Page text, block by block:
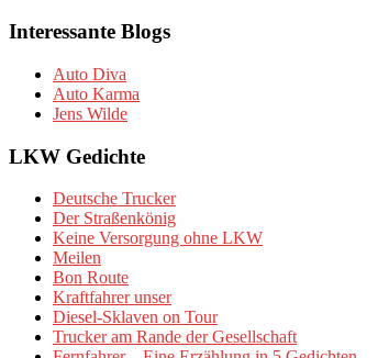
Interessante Blogs
Auto Diva
Auto Karma
Jens Wilde
LKW Gedichte
Deutsche Trucker
Der Straßenkönig
Keine Versorgung ohne LKW
Meilen
Bon Route
Kraftfahrer unser
Diesel-Sklaven on Tour
Trucker am Rande der Gesellschaft